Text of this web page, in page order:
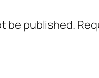
be published.